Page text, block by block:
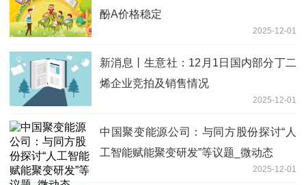
酚A价格稳定
2025-12-01
新消息丨生意社：12月1日国内部分丁二
烯企业竞拍及销售情况
2025-12-01
中国聚变能源公司：与同方股份探讨“人
工智能赋能聚变研发”等议题_微动态
2025-12-01